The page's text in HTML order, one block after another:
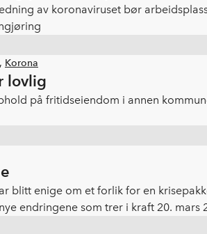
av koronaviruset bør
, Korona
lovlig
på fritidseiendom i annen
blitt enige om et forlik for en
endringene som trer i kraft 20. mars